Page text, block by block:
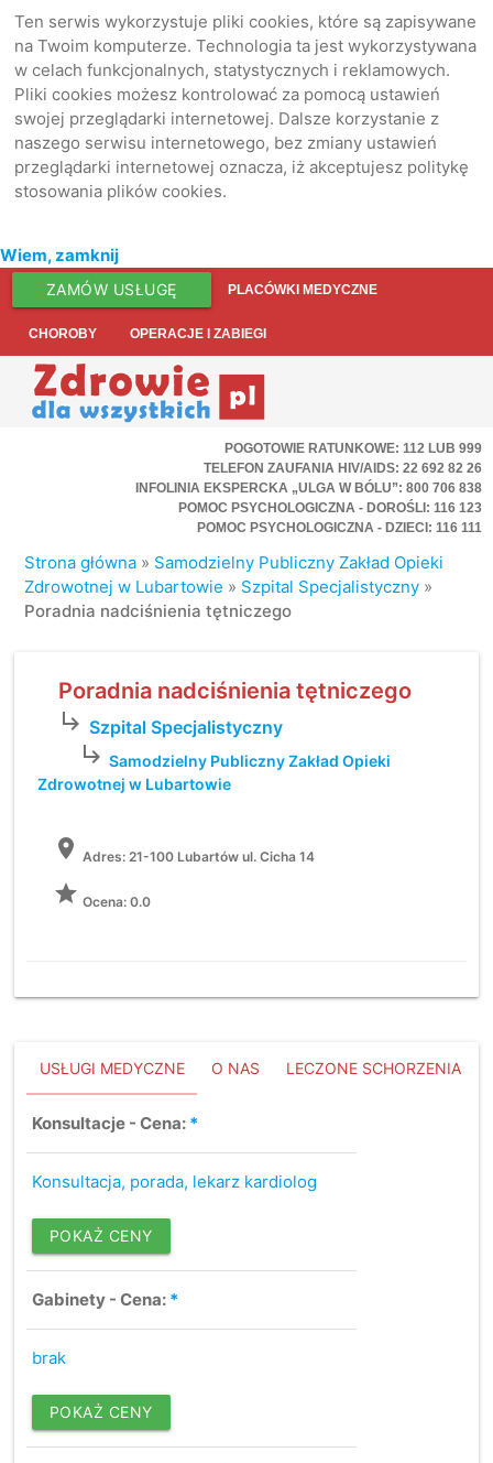
Ten serwis wykorzystuje pliki cookies, które są zapisywane
na Twoim komputerze. Technologia ta jest wykorzystywana
w celach funkcjonalnych, statystycznych i reklamowych.
Pliki cookies możesz kontrolować za pomocą ustawień
swojej przeglądarki internetowej. Dalsze korzystanie z
naszego serwisu internetowego, bez zmiany ustawień
przeglądarki internetowej oznacza, iż akceptujesz politykę
stosowania plików cookies.
Wiem, zamknij
ZAMÓW USŁUGĘ PLACÓWKI MEDYCZNE
CHOROBY OPERACJE I ZABIEGI
POGOTOWIE RATUNKOWE: 112 LUB 999
TELEFON ZAUFANIA HIV/AIDS: 22 692 82 26
INFOLINIA EKSPERCKA „ULGA W BÓLU”: 800 706 838
POMOC PSYCHOLOGICZNA - DOROŚLI: 116 123
POMOC PSYCHOLOGICZNA - DZIECI: 116 111
Strona główna » Samodzielny Publiczny Zakład Opieki
Zdrowotnej w Lubartowie » Szpital Specjalistyczny »
Poradnia nadciśnienia tętniczego
Poradnia nadciśnienia tętniczego
subdirectory_arrow_right Szpital Specjalistyczny
subdirectory_arrow_right Samodzielny Publiczny Zakład Opieki
Zdrowotnej w Lubartowie
location_on Adres:21-100 Lubartów ul. Cicha 14
grade Ocena: 0.0
USŁUGI MEDYCZNE O NAS LECZONE SCHORZENIA
Konsultacje - Cena: *
Konsultacja, porada, lekarz kardiolog
POKAŻ CENY
Gabinety - Cena: *
brak
POKAŻ CENY